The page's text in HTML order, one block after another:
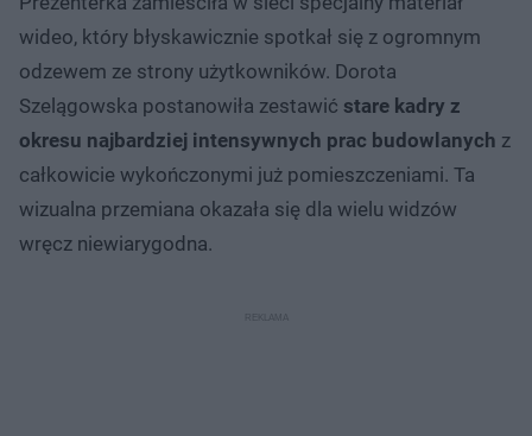
wideo, który błyskawicznie spotkał się z ogromnym
odzewem ze strony użytkowników. Dorota
Szelągowska postanowiła zestawić stare kadry z
okresu najbardziej intensywnych prac budowlanych z
całkowicie wykończonymi już pomieszczeniami. Ta
wizualna przemiana okazała się dla wielu widzów
wręcz niewiarygodna.